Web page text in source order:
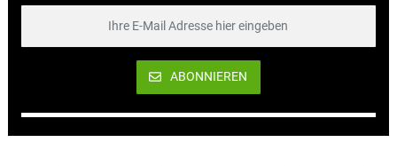
ABONNIEREN